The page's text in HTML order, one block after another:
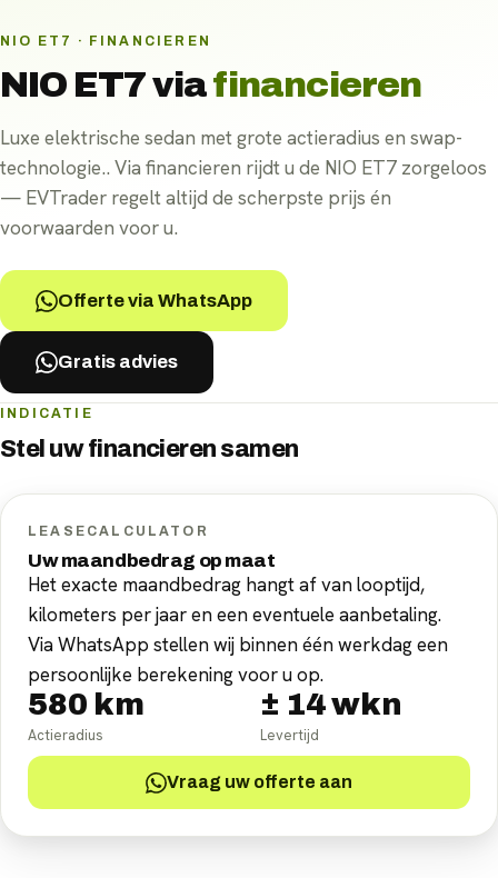
NIO ET7 · FINANCIEREN
NIO ET7viafinancieren
Luxe elektrische sedan met grote actieradius en swap-
technologie.. Via financieren rijdt u de NIO ET7 zorgeloos
— EVTrader regelt altijd de scherpste prijs én
voorwaarden voor u.
Offerte via WhatsApp
Gratis advies
INDICATIE
Stel uwfinancieren samen
LEASECALCULATOR
Uw maandbedrag op maat
Het exacte maandbedrag hangt af van looptijd,
kilometers per jaar en een eventuele aanbetaling.
Via WhatsApp stellen wij binnen één werkdag een
persoonlijke berekening voor u op.
580 km
Actieradius
± 14wkn
Levertijd
Vraag uw offerte aan